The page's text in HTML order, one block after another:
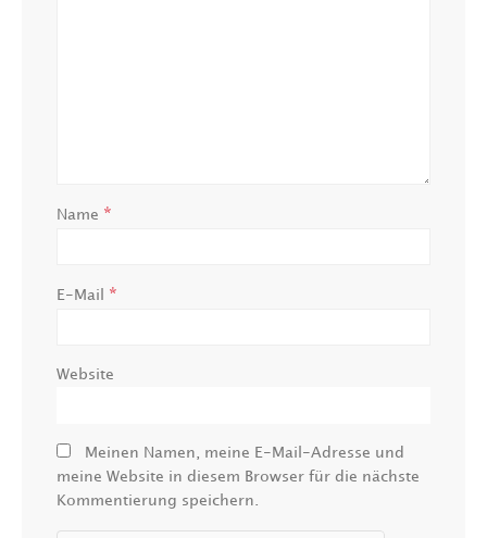
Name *
E-Mail *
Website
Meinen Namen, meine E-Mail-Adresse und
meine Website in diesem Browser für die nächste
Kommentierung speichern.